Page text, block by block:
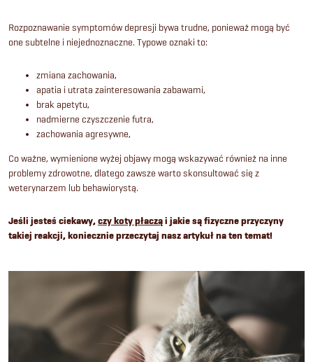
Rozpoznawanie symptomów depresji bywa trudne, ponieważ mogą być
one subtelne i niejednoznaczne. Typowe oznaki to:
zmiana zachowania,
apatia i utrata zainteresowania zabawami,
brak apetytu,
nadmierne czyszczenie futra,
zachowania agresywne,
Co ważne, wymienione wyżej objawy mogą wskazywać również na inne
problemy zdrowotne, dlatego zawsze warto skonsultować się z
weterynarzem lub behawiorystą.
Jeśli jesteś ciekawy,czy koty płacząi jakie są fizyczne przyczyny
takiej reakcji, koniecznie przeczytaj nasz artykuł na ten temat!